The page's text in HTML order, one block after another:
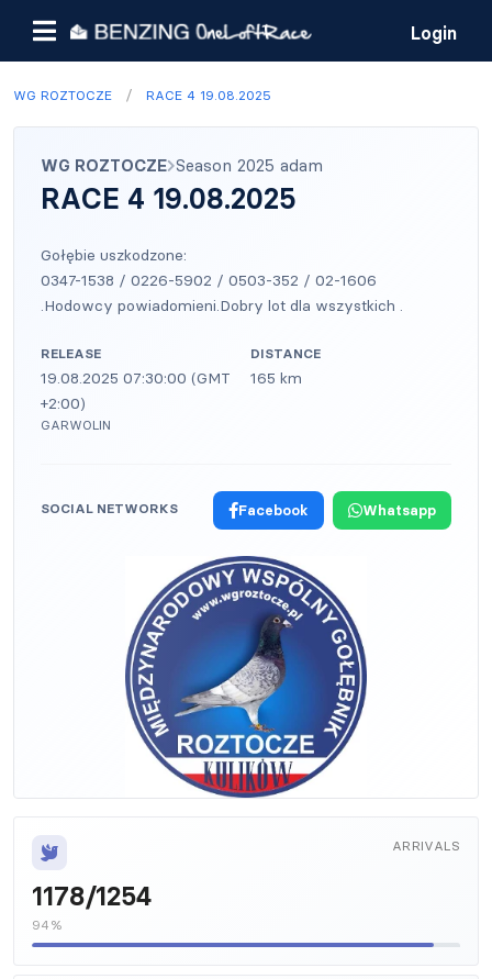
Login
WG ROZTOCZE / RACE 4 19.08.2025
WG ROZTOCZE Season 2025 adam
RACE 4 19.08.2025
Gołębie uszkodzone:
0347-1538 / 0226-5902 / 0503-352 / 02-1606
.Hodowcy powiadomieni.Dobry lot dla wszystkich .
RELEASE
19.08.2025 07:30:00 (GMT
+2:00)
GARWOLIN
DISTANCE
165 km
SOCIAL NETWORKS Facebook Whatsapp
ARRIVALS
1178/1254
94%